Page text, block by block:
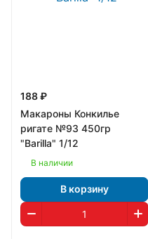
188 ₽
Макароны Конкилье
ригате №93 450гр
"Barilla" 1/12
В наличии
В корзину